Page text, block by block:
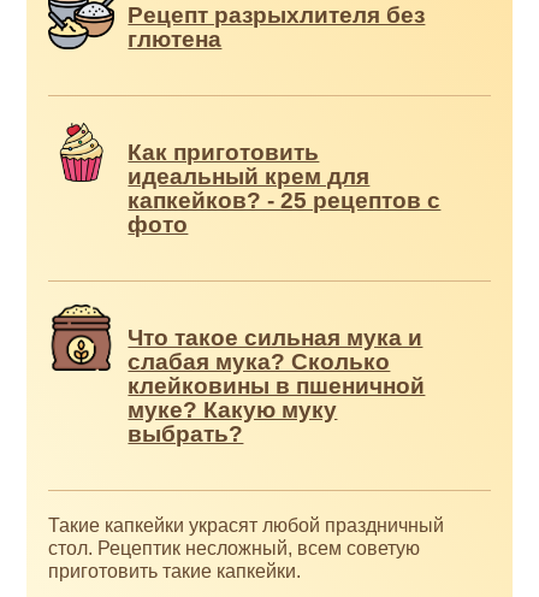
Рецепт разрыхлителя без
глютена
Как приготовить
идеальный крем для
капкейков? - 25 рецептов с
фото
Что такое сильная мука и
слабая мука? Сколько
клейковины в пшеничной
муке? Какую муку
выбрать?
Такие капкейки украсят любой праздничный
стол. Рецептик несложный, всем советую
приготовить такие капкейки.